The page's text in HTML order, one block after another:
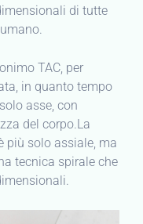
di tutte
TAC, per
in quanto tempo
asse, con
del corpo.La
più solo assiale, ma
tecnica spirale che